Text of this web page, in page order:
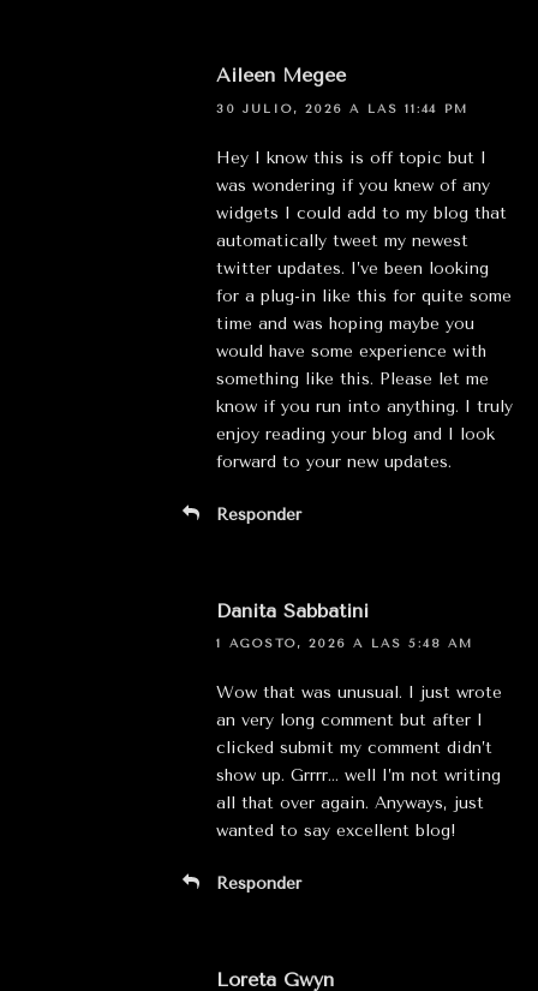
Aileen Megee
30 JULIO, 2026 A LAS 11:44 PM
Hey I know this is off topic but I
was wondering if you knew of any
widgets I could add to my blog that
automatically tweet my newest
twitter updates. I’ve been looking
for a plug-in like this for quite some
time and was hoping maybe you
would have some experience with
something like this. Please let me
know if you run into anything. I truly
enjoy reading your blog and I look
forward to your new updates.
Responder
Danita Sabbatini
1 AGOSTO, 2026 A LAS 5:48 AM
Wow that was unusual. I just wrote
an very long comment but after I
clicked submit my comment didn’t
show up. Grrrr… well I’m not writing
all that over again. Anyways, just
wanted to say excellent blog!
Responder
Loreta Gwyn